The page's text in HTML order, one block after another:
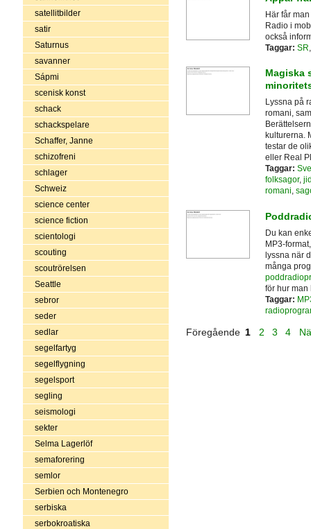
satellitbilder
satir
Saturnus
savanner
Sápmi
scenisk konst
schack
schackspelare
Schaffer, Janne
schizofreni
schlager
Schweiz
science center
science fiction
scientologi
scouting
scoutrörelsen
Seattle
sebror
seder
sedlar
segelfartyg
segelflygning
segelsport
segling
seismologi
sekter
Selma Lagerlöf
semaforering
semlor
Serbien och Montenegro
serbiska
serbokroatiska
Här får
Radio i
också
Taggar: SR
Magiska
Lyssna på
romani,
kulturerna.
testar de
eller Real
Taggar:
folksagor,
romani,
Du kan
MP3-
lyssna när
många
för hur man
Taggar:
Föregående 1 2 3 4